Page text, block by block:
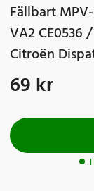
Fällbart
VA2 CE0536
Citroën
Pris: 69 kr
69 kr